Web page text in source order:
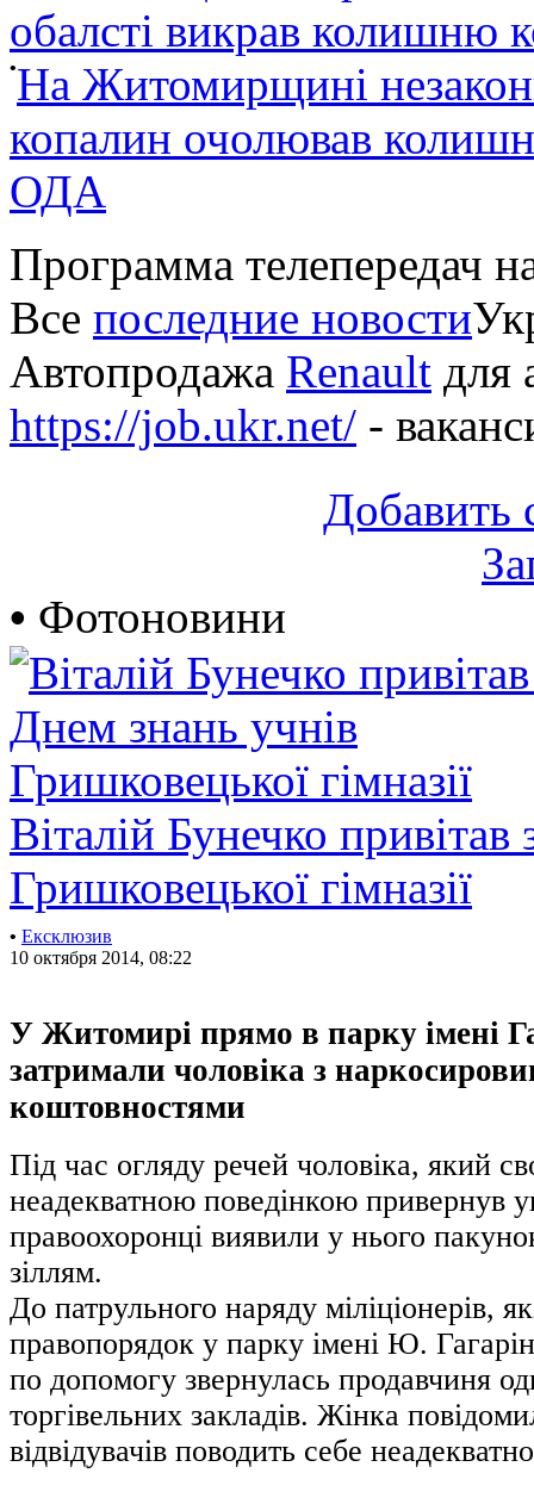
обалсті викрав колишню
•На Житомирщині
копалин очолював
ОДА
Программа телепередач
Все последние новости
Автопродажа Renault для
https://job.ukr.net/ -
Добавить
• Фотоновини
Віталій Бунечко
Гришковецької гімназії
• Ексклюзив
10 октября 2014, 08:22
У Житомирі прямо в парку імені
затримали чоловіка з
коштовностями
Під час огляду речей чоловіка, який
неадекватною поведінкою привернув
правоохоронці виявили у нього
зіллям.
До патрульного наряду міліціонерів,
правопорядок у парку імені Ю.
по допомогу звернулась продавчиня
торгівельних закладів. Жінка
відвідувачів поводить себе